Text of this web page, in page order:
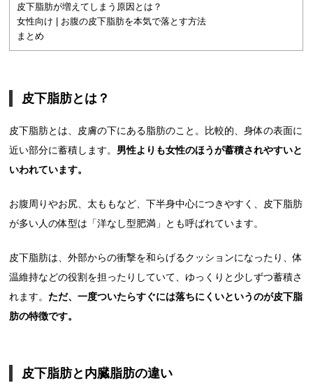
皮下脂肪が増えてしまう原因とは？
女性向け | お腹の皮下脂肪を本気で落とす方法
まとめ
皮下脂肪とは？
皮下脂肪とは、皮膚の下にある脂肪のこと。比較的、身体の表面に
近い部分に蓄積します。 男性よりも女性のほうが蓄積されやすいと
いわれています。
お腹周りやお尻、太ももなど、下半身中心につきやすく、皮下脂肪
が多い人の体型は「洋なし型肥満」とも呼ばれています。
皮下脂肪は、外部からの衝撃を和らげるクッションになったり、体
温維持などの役割を担ったりしていて、ゆっくりと少しずつ蓄積さ
れます。ただ、一度ついたらすぐには落ちにくいというのが皮下脂
肪の特徴です。
皮下脂肪と内臓脂肪の違い